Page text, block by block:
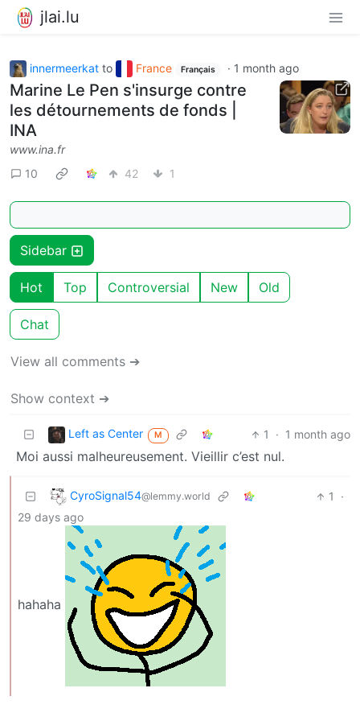
jlai.lu
innermeerkat to France Français · 1 month ago
Marine Le Pen s'insurge contre
les détournements de fonds |
INA
www.ina.fr
10
42 1
Sidebar
Hot Top Controversial New Old
Chat
View all comments ➔
Show context ➔
Left as Center M 1 · 1 month ago
Moi aussi malheureusement. Vieillir c’est nul.
CyroSignal54@lemmy.world 1
·
29 days ago
hahaha